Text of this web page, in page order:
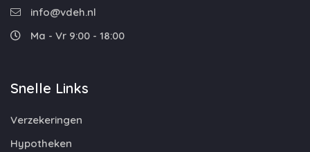
info@vdeh.nl
Ma - Vr 9:00 - 18:00
Snelle Links
Verzekeringen
Hypotheken